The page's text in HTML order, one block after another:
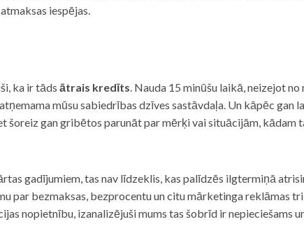
iespējas.
ka ir tāds ātrais kredīts. Nauda 15 minūšu laikā, neizejot
mūsu sabiedrības dzīves sastāvdaļa. Un kāpēc gan
šoreiz gan gribētos parunāt par mērķi vai situācijām,
gadījumiem, tas nav līdzeklis, kas palīdzēs ilgtermiņā
par bezmaksas, bezprocentu un citu mārketinga reklāmas
nopietnību, izanalizējuši mums tas šobrīd ir nepieciešams